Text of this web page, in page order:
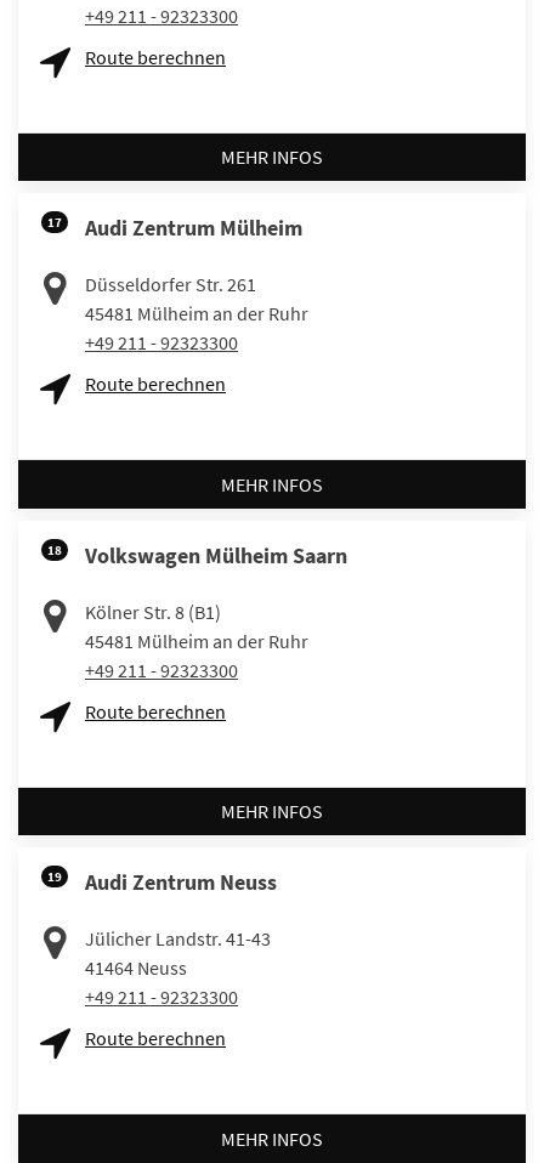
+49 211 - 92323300
Route berechnen
MEHR INFOS
17 Audi Zentrum Mülheim
Düsseldorfer Str. 261
45481 Mülheim an der Ruhr
+49 211 - 92323300
Route berechnen
MEHR INFOS
18 Volkswagen Mülheim Saarn
Kölner Str. 8 (B1)
45481 Mülheim an der Ruhr
+49 211 - 92323300
Route berechnen
MEHR INFOS
19 Audi Zentrum Neuss
Jülicher Landstr. 41-43
41464 Neuss
+49 211 - 92323300
Route berechnen
MEHR INFOS